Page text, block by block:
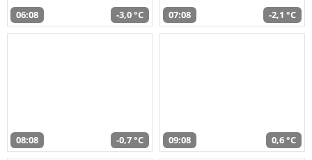
06:08 -3,0 °C 07:08 -2,1 °C
08:08 -0,7 °C 09:08 0,6 °C